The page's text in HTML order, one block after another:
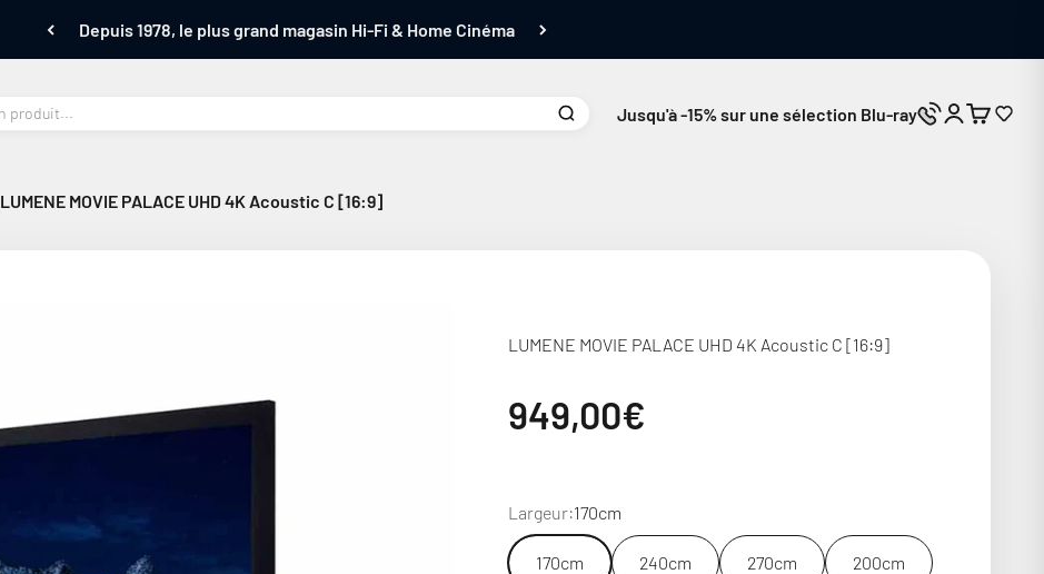
Depuis 1978, le plus grand magasin Hi-Fi & Home Cinéma
Jusqu'à -15% sur une sélection Blu-ray Nous
Connexion
Panier
LUMENE MOVIE PALACE UHD 4K Acoustic C [16:9]
LUMENE MOVIE PALACE UHD 4K Acoustic C [16:9]
Prix de vente
949,00€
Largeur:170cm
170cm 240cm 270cm 200cm